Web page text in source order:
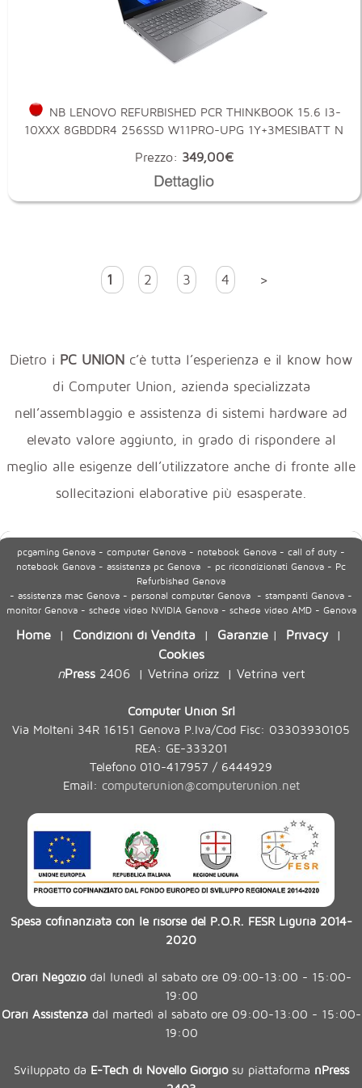
NB LENOVO REFURBISHED PCR THINKBOOK 15.6 I3-
10XXX 8GBDDR4 256SSD W11PRO-UPG 1Y+3MESIBATT N
Prezzo: 349,00€
1 2 3 4 >
Dietro i PC UNION c’è tutta l’esperienza e il know how
di Computer Union, azienda specializzata
nell’assemblaggio e assistenza di sistemi hardware ad
elevato valore aggiunto, in grado di rispondere al
meglio alle esigenze dell’utilizzatore anche di fronte alle
sollecitazioni elaborative più esasperate.
pcgaming Genova - computer Genova - notebook Genova - call of duty -
notebook Genova - assistenza pc Genova - pc ricondizionati Genova - Pc
Refurbished Genova
- assistenza mac Genova - personal computer Genova - stampanti Genova -
monitor Genova - schede video NVIDIA Genova - schede video AMD - Genova
Home | Condizioni di Vendita | Garanzie | Privacy|
Cookies
nPress2406| Vetrina orizz| Vetrina vert
Computer Union Srl
Via Molteni 34R 16151 Genova P.Iva/Cod Fisc: 03303930105
REA: GE-333201
Telefono 010-417957 / 6444929
Email: computerunion@computerunion.net
Spesa cofinanziata con le risorse del P.O.R. FESR Liguria 2014-
2020
Orari Negoziodal lunedì al sabato ore 09:00-13:00 - 15:00-
19:00
Orari Assistenzadal martedì al sabato ore 09:00-13:00 - 15:00-
19:00
Sviluppato da E-Tech di Novello Giorgiosu piattaforma nPress